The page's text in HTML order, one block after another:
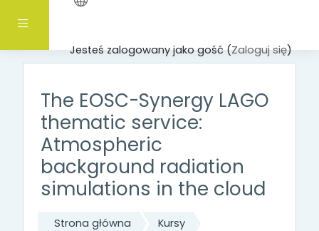
Panel boczny
Jesteś zalogowany jako gość (Zaloguj się)
Przejdź do głównej zawartości
The EOSC-Synergy LAGO
thematic service:
Atmospheric
background radiation
simulations in the cloud
Strona główna Kursy